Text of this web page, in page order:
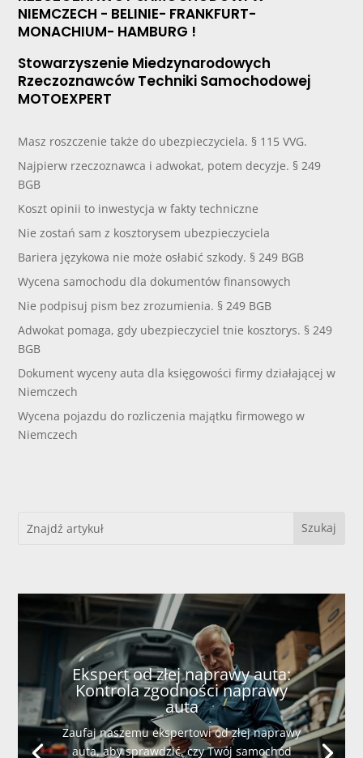
NIEMCZECH - BELINIE- FRANKFURT-
MONACHIUM- HAMBURG !
Stowarzyszenie Miedzynarodowych
Rzeczoznawców Techniki Samochodowej
MOTOEXPERT
Masz roszczenie także do ubezpieczyciela. § 115 VVG.
Najpierw rzeczoznawca i adwokat, potem decyzje. § 249
BGB
Koszt opinii to inwestycja w fakty techniczne
Nie zostań sam z kosztorysem ubezpieczyciela
Bariera językowa nie może osłabić szkody. § 249 BGB
Wycena samochodu dla dokumentów finansowych
Nie podpisuj pism bez zrozumienia. § 249 BGB
Adwokat pomaga, gdy ubezpieczyciel tnie kosztorys. § 249
BGB
Dokument wyceny auta dla księgowości firmy działającej w
Niemczech
Wycena pojazdu do rozliczenia majątku firmowego w
Niemczech
Ekspert od złej naprawy auta:
Kontrola zgodności naprawy
auta
Zaufaj naszemu ekspertowi od złej naprawy
auta, aby sprawdzić, czy Twój samochód